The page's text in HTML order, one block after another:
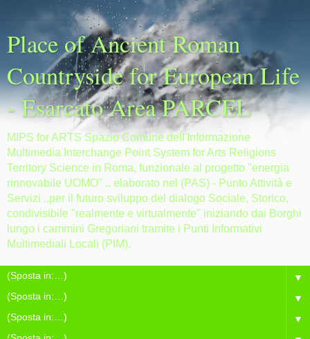
Place of Ancient Roman
Countryside for European Life
- Esarcato Area PARCEL
MIPS for ARTS Spazio Comune dell'Informazione
Multimedia Interchange Point System for Arts Religions
Territory Science in Roma, funzionale al progetto "energia
rinnovabile UOMO" .. elaborato nel (PAS) - Punto Attività e
Servizi ..per il futuro sviluppo del dialogo Sociale, Storico,
condivisibile "realmente e virtualmente" iniziando dai Borghi
lungo i cammini Gregoriani tramite i Punti Informativi
Multimediali Locali (PIM).
▼
▼
▼